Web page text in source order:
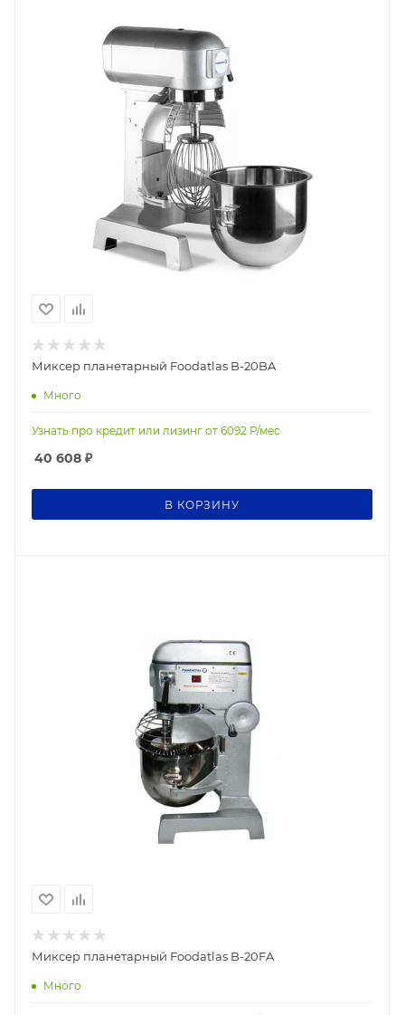
Миксер планетарный Foodatlas B-20BA
Много
Узнать про кредит или лизинг от 6092 Р/мес
40 608 ₽
В КОРЗИНУ
Миксер планетарный Foodatlas B-20FA
Много